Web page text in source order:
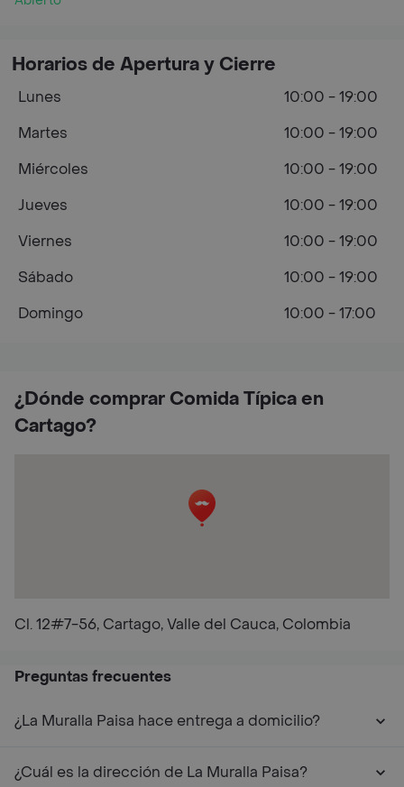
¿Dónde comprar Comida Típica en
Cartago?
Cl. 12#7-56, Cartago, Valle del Cauca, Colombia
Horarios de Apertura y Cierre
Lunes
10:00 - 19:00
Martes
10:00 - 19:00
Miércoles
10:00 - 19:00
Jueves
10:00 - 19:00
Viernes
10:00 - 19:00
Sábado
10:00 - 19:00
Domingo
10:00 - 17:00
Preguntas frecuentes
¿La Muralla Paisa hace entrega a domicilio?
¿Cuál es la dirección de La Muralla Paisa?